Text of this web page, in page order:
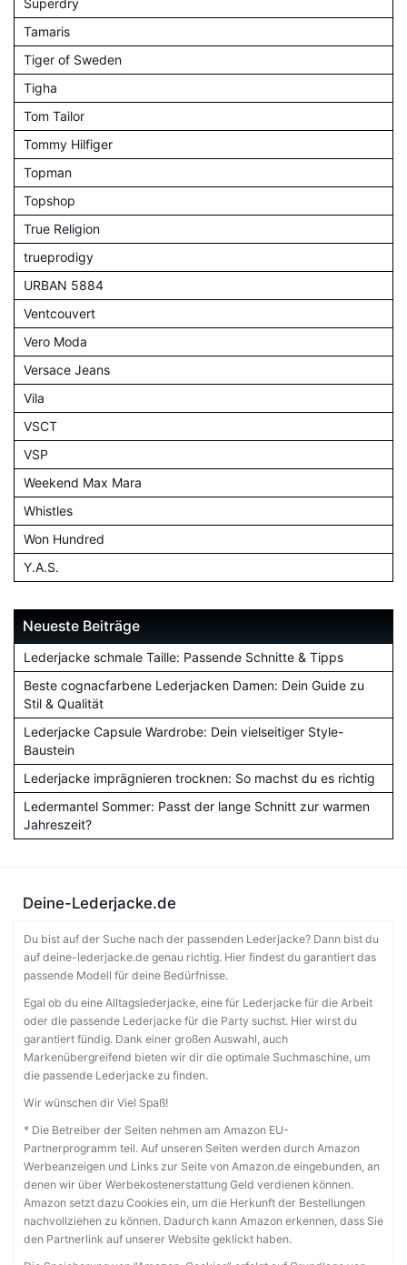
Tamaris
Tiger of Sweden
Tigha
Tom Tailor
Tommy Hilfiger
Topman
Topshop
True Religion
trueprodigy
URBAN 5884
Ventcouvert
Vero Moda
Versace Jeans
Vila
VSCT
VSP
Weekend Max Mara
Whistles
Won Hundred
Y.A.S.
Neueste Beiträge
Lederjacke schmale Taille: Passende Schnitte & Tipps
Beste cognacfarbene Lederjacken Damen: Dein Guide zu
Stil & Qualität
Lederjacke Capsule Wardrobe: Dein vielseitiger Style-
Baustein
Lederjacke imprägnieren trocknen: So machst du es richtig
Ledermantel Sommer: Passt der lange Schnitt zur warmen
Jahreszeit?
Deine-Lederjacke.de
Du bist auf der Suche nach der passenden Lederjacke? Dann bist du
auf deine-lederjacke.de genau richtig. Hier findest du garantiert das
passende Modell für deine Bedürfnisse.
Egal ob du eine Alltagslederjacke, eine für Lederjacke für die Arbeit
oder die passende Lederjacke für die Party suchst. Hier wirst du
garantiert fündig. Dank einer großen Auswahl, auch
Markenübergreifend bieten wir dir die optimale Suchmaschine, um
die passende Lederjacke zu finden.
Wir wünschen dir Viel Spaß!
* Die Betreiber der Seiten nehmen am Amazon EU-
Partnerprogramm teil. Auf unseren Seiten werden durch Amazon
Werbeanzeigen und Links zur Seite von Amazon.de eingebunden, an
denen wir über Werbekostenerstattung Geld verdienen können.
Amazon setzt dazu Cookies ein, um die Herkunft der Bestellungen
nachvollziehen zu können. Dadurch kann Amazon erkennen, dass Sie
den Partnerlink auf unserer Website geklickt haben.